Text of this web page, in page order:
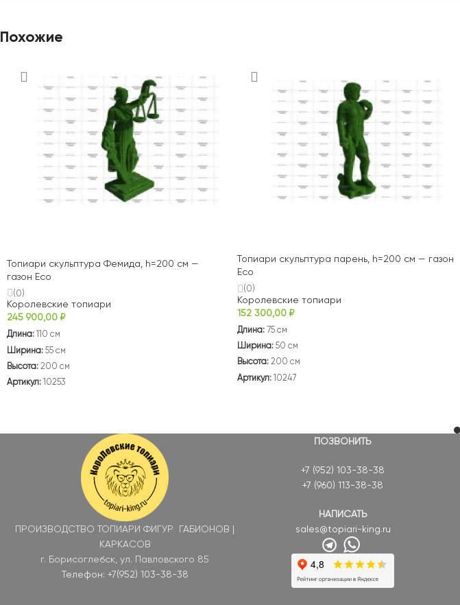
Похожие
Топиари скульптура Фемида, h=200 см —
газон Eco
(0)
Королевские топиари
245 900,00₽
Длина: 110 см
Ширина: 55 см
Высота: 200 см
Артикул: 10253
Топиари скульптура парень, h=200 см — газон
Eco
(0)
Королевские топиари
152 300,00₽
Длина: 75 см
Ширина: 50 см
Высота: 200 см
Артикул: 10247
ПРОИЗВОДСТВО ТОПИАРИ ФИГУР ГАБИОНОВ |
КАРКАСОВ
г. Борисоглебск, ул. Павловского 85
Телефон: +7(952) 103-38-38
ПОЗВОНИТЬ
+7 (952) 103-38-38
+7 (960) 113-38-38
НАПИСАТЬ
sales@topiari-king.ru